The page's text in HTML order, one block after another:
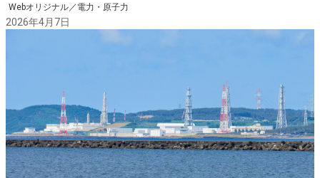
Webオリジナル／電力・原子力
2026年4月7日